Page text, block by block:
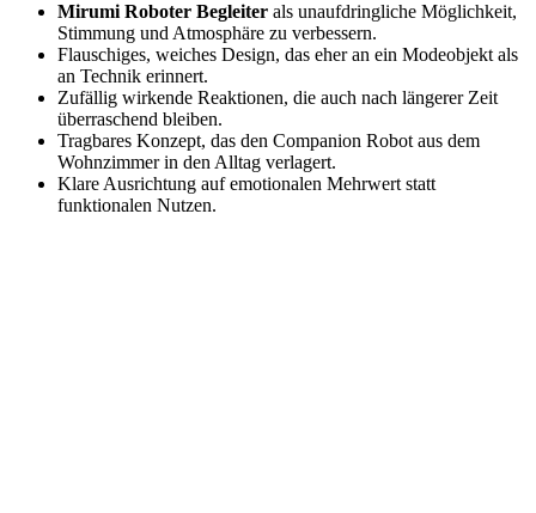
Mirumi Roboter Begleiter als unaufdringliche Möglichkeit,
Stimmung und Atmosphäre zu verbessern.
Flauschiges, weiches Design, das eher an ein Modeobjekt als
an Technik erinnert.
Zufällig wirkende Reaktionen, die auch nach längerer Zeit
überraschend bleiben.
Tragbares Konzept, das den Companion Robot aus dem
Wohnzimmer in den Alltag verlagert.
Klare Ausrichtung auf emotionalen Mehrwert statt
funktionalen Nutzen.